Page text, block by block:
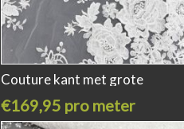
Couture kant met grote
€169,95 pro meter